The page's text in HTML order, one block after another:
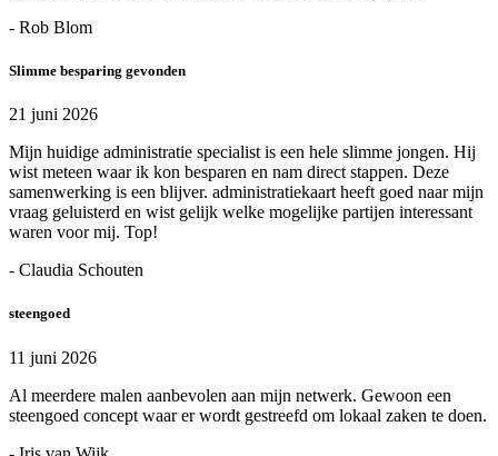
- Rob Blom
Slimme besparing gevonden
21 juni 2026
Mijn huidige administratie specialist is een hele slimme jongen. Hij
wist meteen waar ik kon besparen en nam direct stappen. Deze
samenwerking is een blijver. administratiekaart heeft goed naar mijn
vraag geluisterd en wist gelijk welke mogelijke partijen interessant
waren voor mij. Top!
- Claudia Schouten
steengoed
11 juni 2026
Al meerdere malen aanbevolen aan mijn netwerk. Gewoon een
steengoed concept waar er wordt gestreefd om lokaal zaken te doen.